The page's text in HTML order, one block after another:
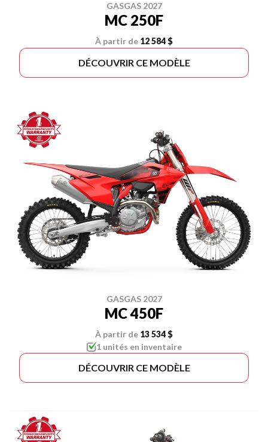
GASGAS 2027
MC 250F
À partir de 12 584 $
DÉCOUVRIR CE MODÈLE
GASGAS 2027
MC 450F
À partir de 13 534 $
1 unités en inventaire
DÉCOUVRIR CE MODÈLE